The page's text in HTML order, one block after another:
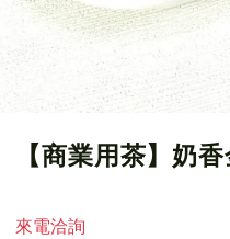
【商業用茶】奶
來電洽詢